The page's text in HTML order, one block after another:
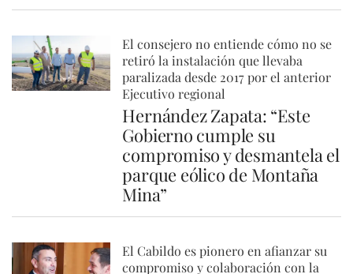
El consejero no entiende cómo no se
retiró la instalación que llevaba
paralizada desde 2017 por el anterior
Ejecutivo regional
Hernández Zapata: “Este
Gobierno cumple su
compromiso y desmantela el
parque eólico de Montaña
Mina”
El Cabildo es pionero en afianzar su
compromiso y colaboración con la